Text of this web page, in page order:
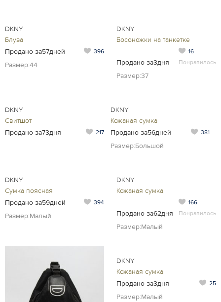
DKNY
Блуза
Продано за57дней
396
Размер:44
DKNY
Босоножки на танкетке
Продано за3дня
16
Понравилось
Размер:37
DKNY
Свитшот
Продано за73дня
217
DKNY
Кожаная сумка
Продано за56дней
381
Размер:Большой
DKNY
Сумка поясная
Продано за59дней
394
Размер:Малый
DKNY
Кожаная сумка
Продано за62дня
166
Понравилось
Размер:Малый
DKNY
Кожаная сумка
Продано за3дня
25
Размер:Малый